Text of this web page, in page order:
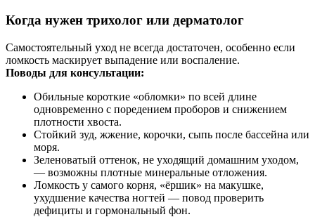
Когда нужен трихолог или дерматолог
Самостоятельный уход не всегда достаточен, особенно если
ломкость маскирует выпадение или воспаление.
Поводы для консультации:
Обильные короткие «обломки» по всей длине
одновременно с поредением проборов и снижением
плотности хвоста.
Стойкий зуд, жжение, корочки, сыпь после бассейна или
моря.
Зеленоватый оттенок, не уходящий домашним уходом,
— возможны плотные минеральные отложения.
Ломкость у самого корня, «ёршик» на макушке,
ухудшение качества ногтей — повод проверить
дефициты и гормональный фон.